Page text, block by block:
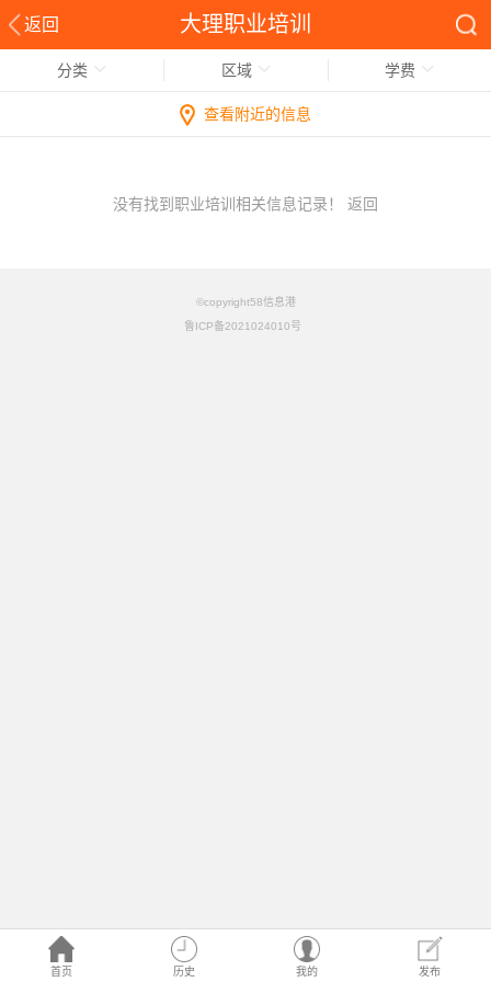
返回 大理职业培训
首页 历史 我的 发布
分类 区域 学费
查看附近的信息
没有找到职业培训相关信息记录！ 返回
©copyright58信息港
鲁ICP备2021024010号